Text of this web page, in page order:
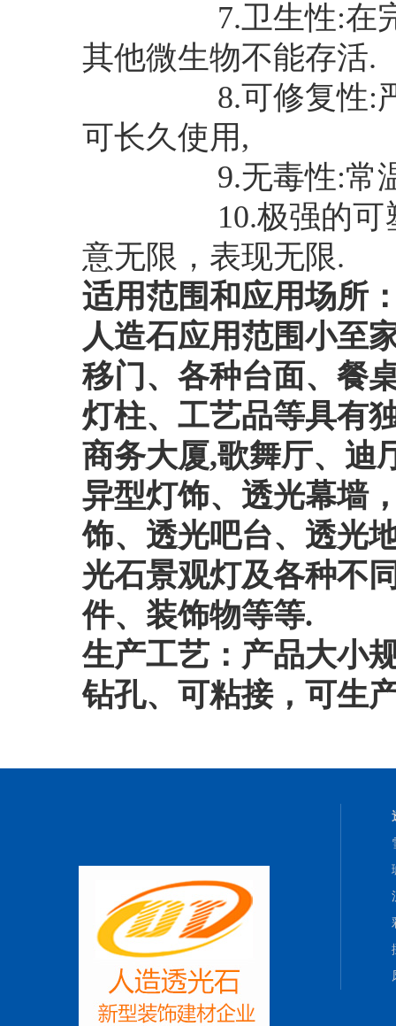
7.卫生性:在完全
其他微生物不能存活.
8.可修复性:严重
可长久使用,
9.无毒性:常温下
10.极强的可塑性
意无限，表现无限.
适用范围和应用场所
人造石应用范围小至
移门、各种台面、餐
灯柱、工艺品等具有
商务大厦,歌舞厅、迪
异型灯饰、透光幕墙
饰、透光吧台、透光
光石景观灯及各种不
件、装饰物等等.
生产工艺：产品大小
钻孔、可粘接，可生